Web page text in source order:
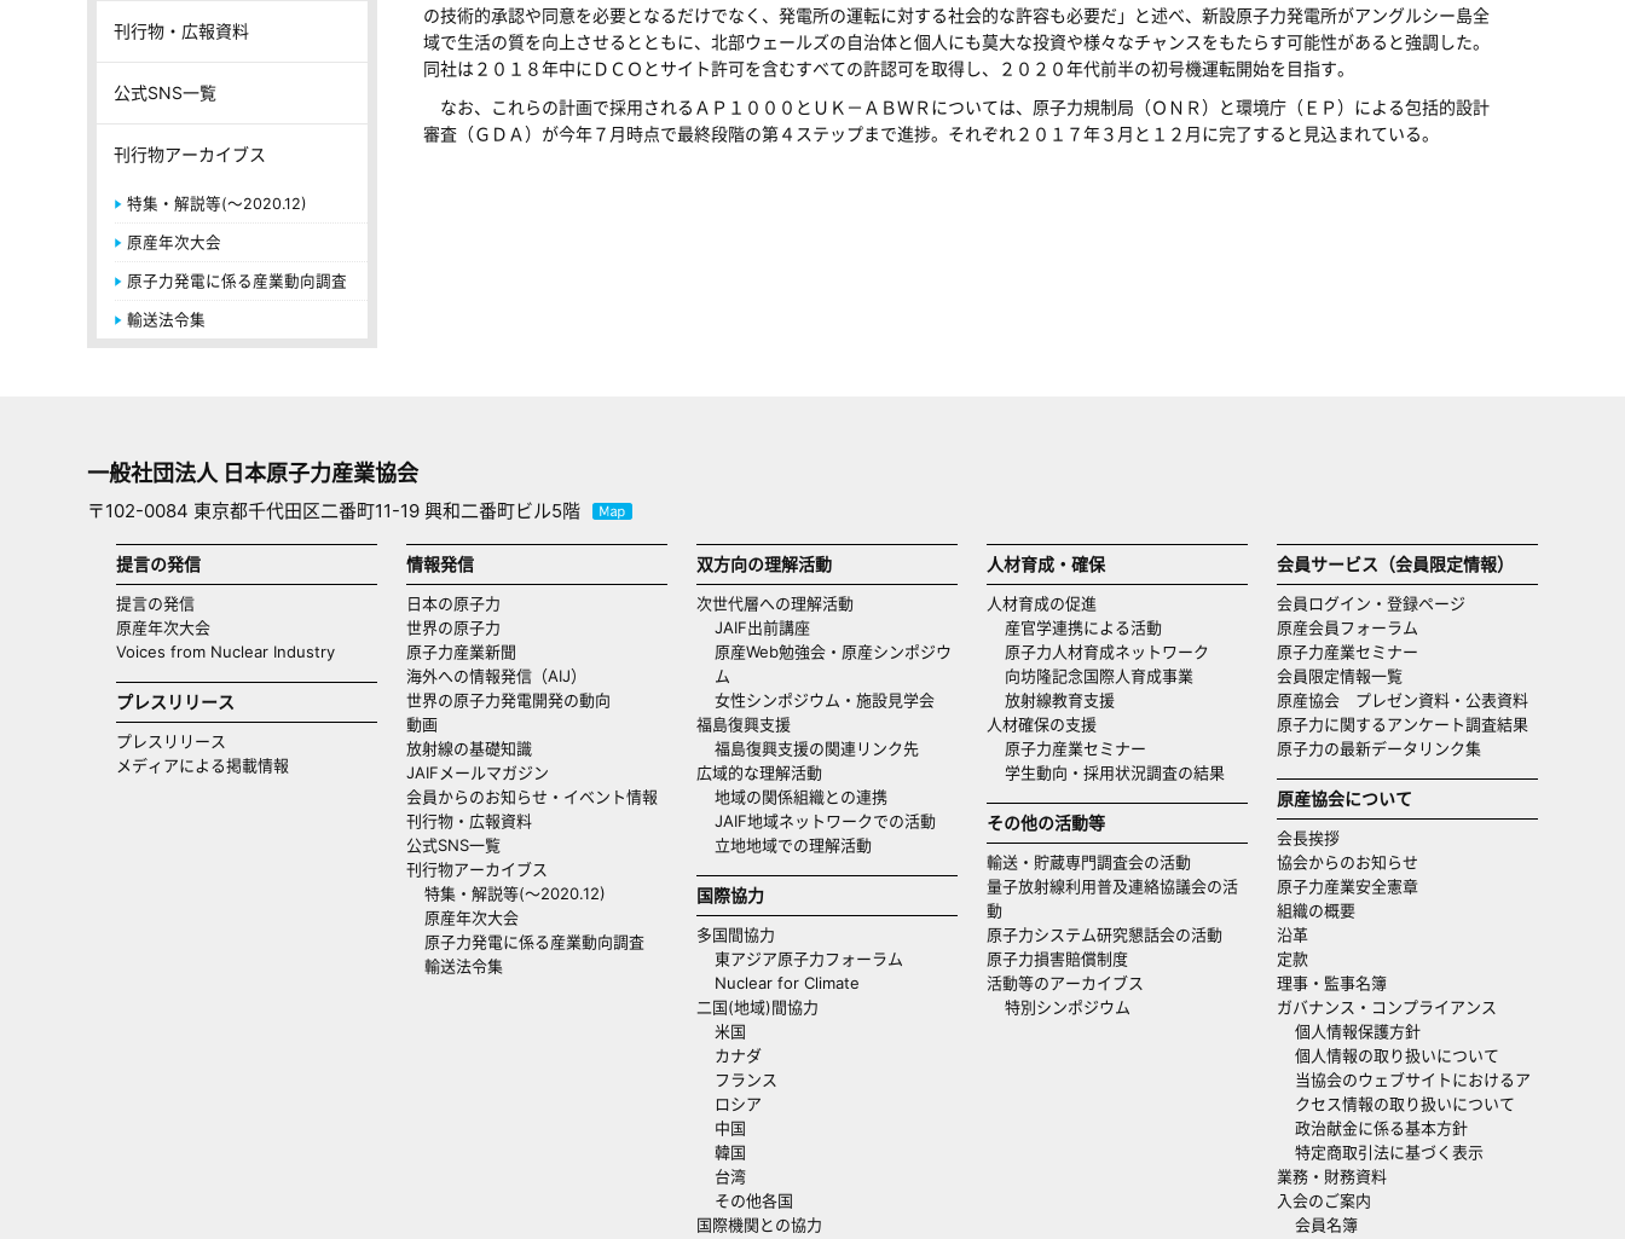
の技術的承認や同意を必要となるだけでなく、発電所の運転に対する社会的な許容も必要だ」と述べ、新設原子力発電所がアングルシー島全
域で生活の質を向上させるとともに、北部ウェールズの自治体と個人にも莫大な投資や様々なチャンスをもたらす可能性があると強調した。
同社は２０１８年中にＤＣＯとサイト許可を含むすべての許認可を取得し、２０２０年代前半の初号機運転開始を目指す。
なお、これらの計画で採用されるＡＰ１０００とＵＫ－ＡＢＷＲについては、原子力規制局（ＯＮＲ）と環境庁（ＥＰ）による包括的設計
審査（ＧＤＡ）が今年７月時点で最終段階の第４ステップまで進捗。それぞれ２０１７年３月と１２月に完了すると見込まれている。
刊行物・広報資料
公式SNS一覧
刊行物アーカイブス
特集・解説等(～2020.12)
原産年次大会
原子力発電に係る産業動向調査
輸送法令集
一般社団法人 日本原子力産業協会
〒102-0084 東京都千代田区二番町11-19 興和二番町ビル5階
提言の発信
提言の発信
原産年次大会
Voices from Nuclear Industry
プレスリリース
プレスリリース
メディアによる掲載情報
情報発信
日本の原子力
世界の原子力
原子力産業新聞
海外への情報発信（AIJ）
世界の原子力発電開発の動向
動画
放射線の基礎知識
JAIFメールマガジン
会員からのお知らせ・イベント情報
刊行物・広報資料
公式SNS一覧
刊行物アーカイブス
特集・解説等(～2020.12)
原産年次大会
原子力発電に係る産業動向調査
輸送法令集
双方向の理解活動
次世代層への理解活動
JAIF出前講座
原産Web勉強会・原産シンポジウ
ム
女性シンポジウム・施設見学会
福島復興支援
福島復興支援の関連リンク先
広域的な理解活動
地域の関係組織との連携
JAIF地域ネットワークでの活動
立地地域での理解活動
国際協力
多国間協力
東アジア原子力フォーラム
Nuclear for Climate
二国(地域)間協力
米国
カナダ
フランス
ロシア
中国
韓国
台湾
その他各国
国際機関との協力
人材育成・確保
人材育成の促進
産官学連携による活動
原子力人材育成ネットワーク
向坊隆記念国際人育成事業
放射線教育支援
人材確保の支援
原子力産業セミナー
学生動向・採用状況調査の結果
その他の活動等
輸送・貯蔵専門調査会の活動
量子放射線利用普及連絡協議会の活
動
原子力システム研究懇話会の活動
原子力損害賠償制度
活動等のアーカイブス
特別シンポジウム
会員サービス（会員限定情報）
会員ログイン・登録ページ
原産会員フォーラム
原子力産業セミナー
会員限定情報一覧
原産協会 プレゼン資料・公表資料
原子力に関するアンケート調査結果
原子力の最新データリンク集
原産協会について
会長挨拶
協会からのお知らせ
原子力産業安全憲章
組織の概要
沿革
定款
理事・監事名簿
ガバナンス・コンプライアンス
個人情報保護方針
個人情報の取り扱いについて
当協会のウェブサイトにおけるア
クセス情報の取り扱いについて
政治献金に係る基本方針
特定商取引法に基づく表示
業務・財務資料
入会のご案内
会員名簿